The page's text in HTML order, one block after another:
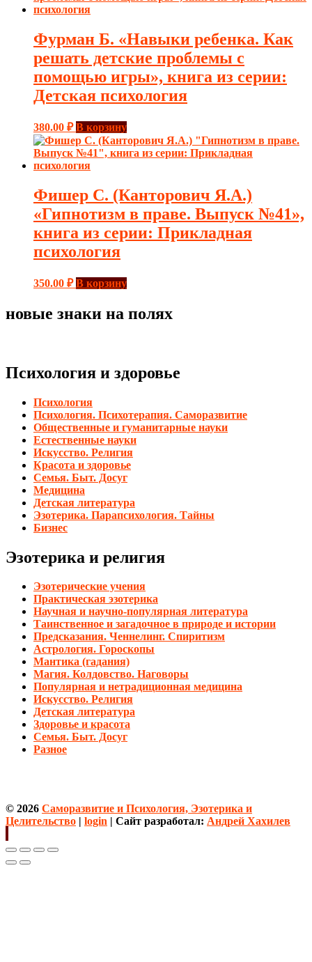
Фурман Б. «Навыки ребенка. Как
решать детские проблемы с
помощью игры», книга из серии:
Детская психология
380.00 ₽ В корзину
Фишер С. (Канторович Я.А.)
«Гипнотизм в праве. Выпуск №41»,
книга из серии: Прикладная
психология
350.00 ₽ В корзину
новые знаки на полях
Психология и здоровье
Психология
Психология. Психотерапия. Саморазвитие
Общественные и гуманитарные науки
Естественные науки
Искусство. Религия
Красота и здоровье
Семья. Быт. Досуг
Медицина
Детская литература
Эзотерика. Парапсихология. Тайны
Бизнес
Эзотерика и религия
Эзотерические учения
Практическая эзотерика
Научная и научно-популярная литература
Таинственное и загадочное в природе и истории
Предсказания. Ченнелинг. Спиритизм
Астрология. Гороскопы
Мантика (гадания)
Магия. Колдовство. Наговоры
Популярная и нетрадиционная медицина
Искусство. Религия
Детская литература
Здоровье и красота
Семья. Быт. Досуг
Разное
© 2026 Саморазвитие и Психология, Эзотерика и
Целительство | login | Сайт разработал: Андрей Хахилев